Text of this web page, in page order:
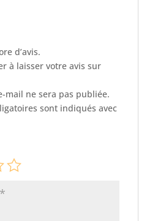
d’avis.
à laisser votre avis sur
mail ne sera pas publiée.
sont indiqués avec